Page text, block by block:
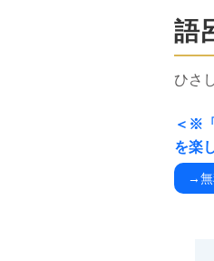
語
ひさ
＜※
を楽
→無